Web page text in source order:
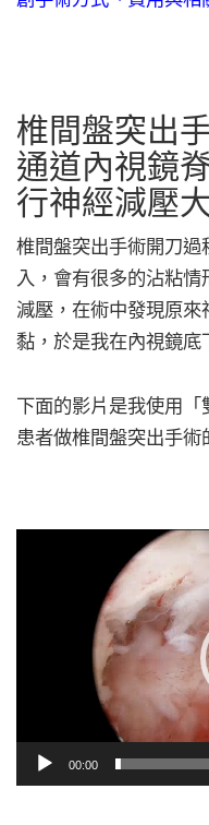
椎間盤突出
通道內視鏡
行神經減壓
椎間盤突出手術開刀
入，會有很多的沾粘
減壓，在術中發現原
黏，於是我在內視鏡底
下面的影片是我使用
患者做椎間盤突出手術
00:00